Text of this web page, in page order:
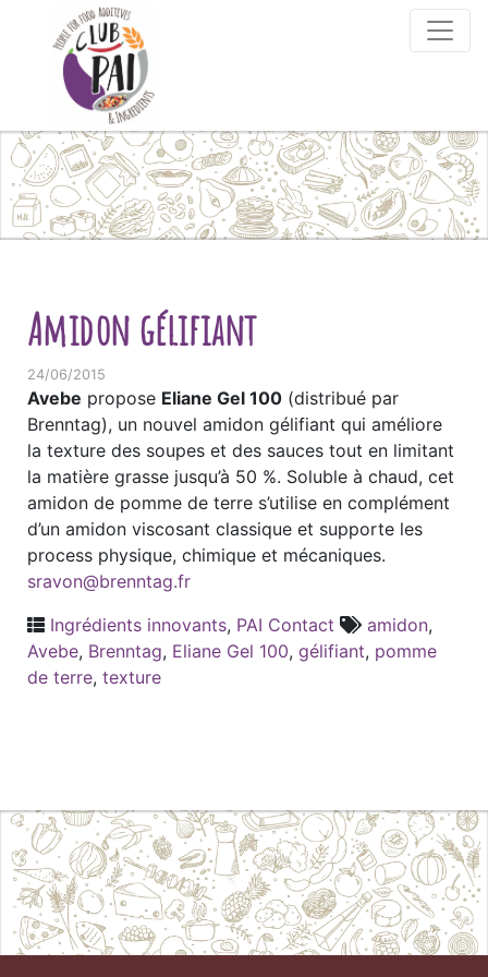
Skip to content
Amidon gélifiant
24/06/2015
Avebe propose Eliane Gel 100 (distribué par
Brenntag), un nouvel amidon gélifiant qui améliore
la texture des soupes et des sauces tout en limitant
la matière grasse jusqu’à 50 %. Soluble à chaud, cet
amidon de pomme de terre s’utilise en complément
d’un amidon viscosant classique et supporte les
process physique, chimique et mécaniques.
sravon@brenntag.fr
Ingrédients innovants, PAI Contact amidon,
Avebe, Brenntag, Eliane Gel 100, gélifiant, pomme
de terre, texture